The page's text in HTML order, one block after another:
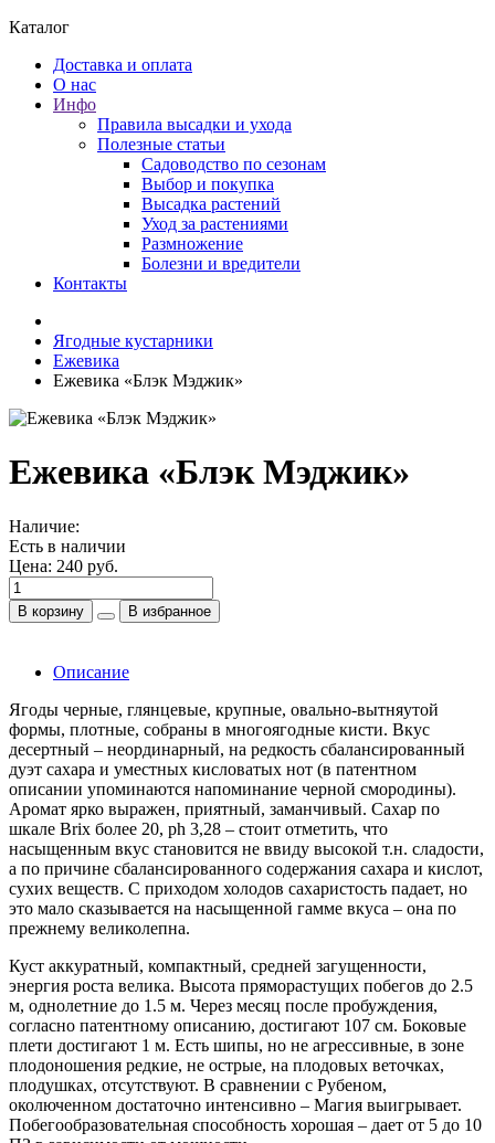
Каталог
Доставка и оплата
О нас
Инфо
Правила высадки и ухода
Полезные статьи
Садоводство по сезонам
Выбор и покупка
Высадка растений
Уход за растениями
Размножение
Болезни и вредители
Контакты
Ягодные кустарники
Ежевика
Ежевика «Блэк Мэджик»
Ежевика «Блэк Мэджик»
Наличие:
Есть в наличии
Цена: 240 руб.
В корзину В избранное
Описание
Ягоды черные, глянцевые, крупные, овально-вытняутой
формы, плотные, собраны в многоягодные кисти. Вкус
десертный – неординарный, на редкость сбалансированный
дуэт сахара и уместных кисловатых нот (в патентном
описании упоминаются напоминание черной смородины).
Аромат ярко выражен, приятный, заманчивый. Сахар по
шкале Brix более 20, ph 3,28 – стоит отметить, что
насыщенным вкус становится не ввиду высокой т.н. сладости,
а по причине сбалансированного содержания сахара и кислот,
сухих веществ. С приходом холодов сахаристость падает, но
это мало сказывается на насыщенной гамме вкуса – она по
прежнему великолепна.
Куст аккуратный, компактный, средней загущенности,
энергия роста велика. Высота пряморастущих побегов до 2.5
м, однолетние до 1.5 м. Через месяц после пробуждения,
согласно патентному описанию, достигают 107 см. Боковые
плети достигают 1 м. Есть шипы, но не агрессивные, в зоне
плодоношения редкие, не острые, на плодовых веточках,
плодушках, отсутствуют. В сравнении с Рубеном,
околюченном достаточно интенсивно – Магия выигрывает.
Побегообразовательная способность хорошая – дает от 5 до 10